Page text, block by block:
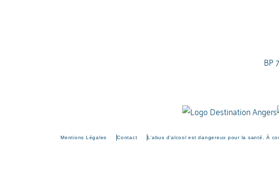
BP
Mentions Légales Contact L’abus d’alcool est dangereux pour la santé. À